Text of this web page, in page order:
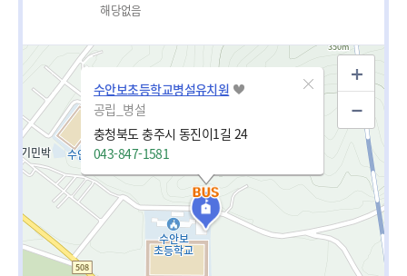
해당없음
수안보초등학교병설유치원
공립_병설
충청북도 충주시 동진이1길 24
043-847-1581